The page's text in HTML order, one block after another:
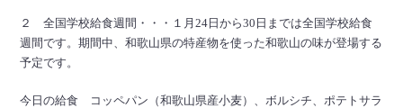
２ 全国学校給食週間・・・１月24日から30日までは全国学校給食
週間です。期間中、和歌山県の特産物を使った和歌山の味が登場する
予定です。
今日の給食 コッペパン（和歌山県産小麦）、ボルシチ、ポテトサラ